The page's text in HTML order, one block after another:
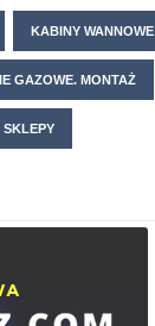
KABINY WANNOWE
GAZOWE. MONTAŻ
SKLEPY